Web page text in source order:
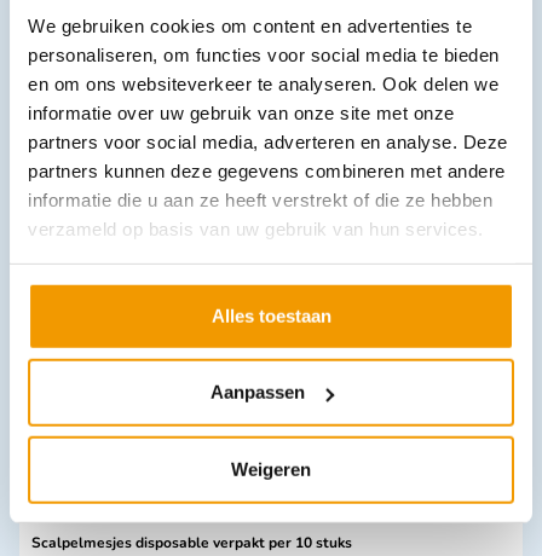
We gebruiken cookies om content en advertenties te
personaliseren, om functies voor social media te bieden
en om ons websiteverkeer te analyseren. Ook delen we
informatie over uw gebruik van onze site met onze
partners voor social media, adverteren en analyse. Deze
partners kunnen deze gegevens combineren met andere
informatie die u aan ze heeft verstrekt of die ze hebben
verzameld op basis van uw gebruik van hun services.
Alles toestaan
Aanpassen
Weigeren
€21,78
18 excl. btw
In winkelwagen
Leverbaar
Scalpelmesjes disposable verpakt per 10 stuks